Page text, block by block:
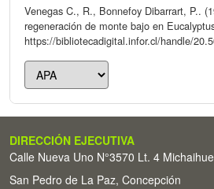
Venegas C., R., Bonnefoy Dibarrart, P..
regeneración de monte bajo en
https://bibliotecadigital.infor.cl/handle/
DIRECCIÓN EJECUTIVA
Calle Nueva Uno N°3570 Lt. 4
San Pedro de La Paz, Concepción